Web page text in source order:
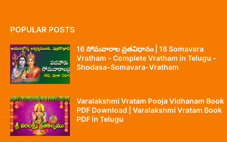
POPULAR POSTS
16 సోమవారాల వ్రతవిధానం | 16 Somavara
Vratham - Complete Vratham in Telugu -
Shodasa-Somavara-Vratham
Varalakshmi Vratam Pooja Vidhanam Book
PDF Download | Varalakshmi Vratam Book
PDF in Telugu